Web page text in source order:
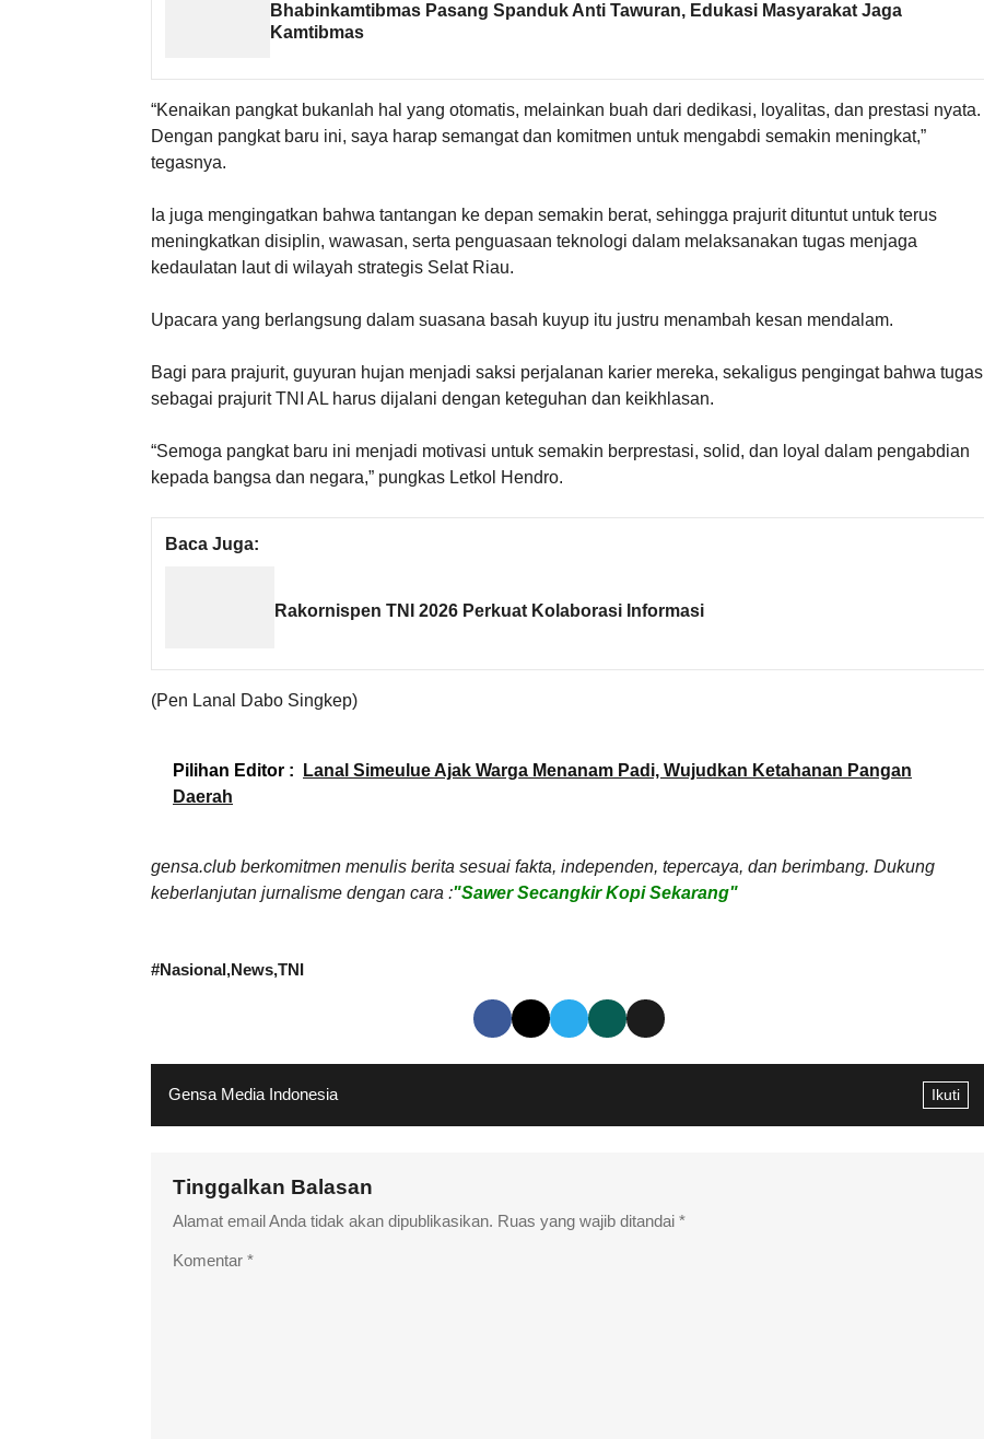
Bhabinkamtibmas Pasang Spanduk Anti Tawuran, Edukasi Masyarakat Jaga
Kamtibmas
“Kenaikan pangkat bukanlah hal yang otomatis, melainkan buah dari dedikasi, loyalitas, dan prestasi nyata.
Dengan pangkat baru ini, saya harap semangat dan komitmen untuk mengabdi semakin meningkat,”
tegasnya.
Ia juga mengingatkan bahwa tantangan ke depan semakin berat, sehingga prajurit dituntut untuk terus
meningkatkan disiplin, wawasan, serta penguasaan teknologi dalam melaksanakan tugas menjaga
kedaulatan laut di wilayah strategis Selat Riau.
Upacara yang berlangsung dalam suasana basah kuyup itu justru menambah kesan mendalam.
Bagi para prajurit, guyuran hujan menjadi saksi perjalanan karier mereka, sekaligus pengingat bahwa tugas
sebagai prajurit TNI AL harus dijalani dengan keteguhan dan keikhlasan.
“Semoga pangkat baru ini menjadi motivasi untuk semakin berprestasi, solid, dan loyal dalam pengabdian
kepada bangsa dan negara,” pungkas Letkol Hendro.
Baca Juga:
Rakornispen TNI 2026 Perkuat Kolaborasi Informasi
(Pen Lanal Dabo Singkep)
Pilihan Editor :
Lanal Simeulue Ajak Warga Menanam Padi, Wujudkan Ketahanan Pangan
Daerah
gensa.club berkomitmen menulis berita sesuai fakta, independen, tepercaya, dan berimbang. Dukung
keberlanjutan jurnalisme dengan cara :"Sawer Secangkir Kopi Sekarang"
#Nasional News TNI
Gensa Media Indonesia Ikuti
Tinggalkan Balasan
Alamat email Anda tidak akan dipublikasikan. Ruas yang wajib ditandai *
Komentar *